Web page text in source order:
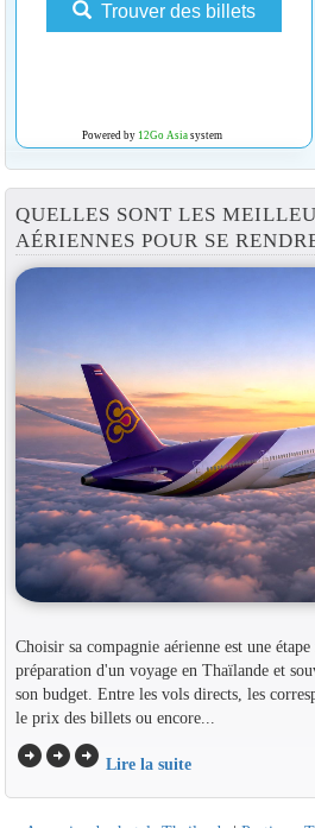
Trouver des billets
Powered by 12Go Asiasystem
QUELLES SONT LES
AÉRIENNES POUR SE
Choisir sa compagnie aérienne est une
préparation d'un voyage en Thaïlande et
son budget. Entre les vols directs, les
le prix des billets ou encore...
arrow_circle_rightarrow_circle_rightarrow_circle_right Lire la suite